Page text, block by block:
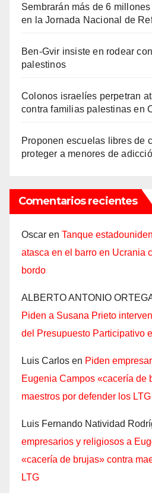
Sembrarán más de 6
en la Jornada Nacional de
Ben-Gvir insiste en rodear
palestinos
Colonos israelíes perpetran
contra familias palestinas en
Proponen escuelas libres de
proteger a menores de
Comentarios recientes
Oscar en Tanque
atasca en el barro en Ucrania
bordo
ALBERTO ANTONIO
Piden a Susana Prieto
del Presupuesto Participativo
Luis Carlos en Piden
Eugenia Campos «cacería de
maestros por defender los LTG
Luis Fernando Natividad
empresarios y religiosos a
«cacería de brujas» contra
LTG